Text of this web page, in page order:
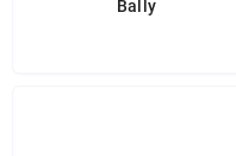
Bally